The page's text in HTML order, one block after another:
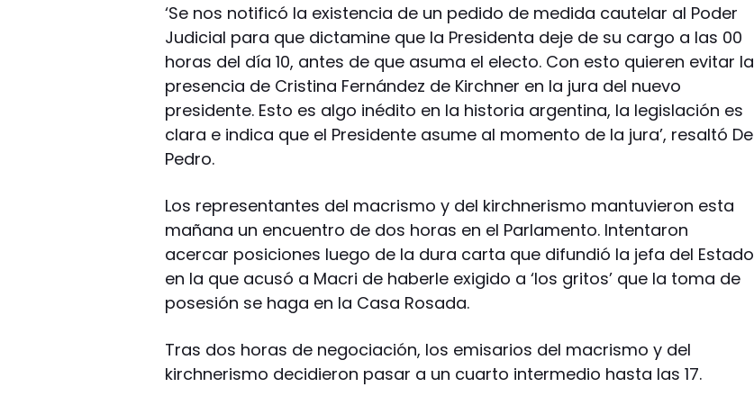
‘Se nos notificó la existencia de un pedido de medida cautelar al Poder
Judicial para que dictamine que la Presidenta deje de su cargo a las 00
horas del día 10, antes de que asuma el electo. Con esto quieren evitar la
presencia de Cristina Fernández de Kirchner en la jura del nuevo
presidente. Esto es algo inédito en la historia argentina, la legislación es
clara e indica que el Presidente asume al momento de la jura’, resaltó De
Pedro.
Los representantes del macrismo y del kirchnerismo mantuvieron esta
mañana un encuentro de dos horas en el Parlamento. Intentaron
acercar posiciones luego de la dura carta que difundió la jefa del Estado
en la que acusó a Macri de haberle exigido a ‘los gritos’ que la toma de
posesión se haga en la Casa Rosada.
Tras dos horas de negociación, los emisarios del macrismo y del
kirchnerismo decidieron pasar a un cuarto intermedio hasta las 17.